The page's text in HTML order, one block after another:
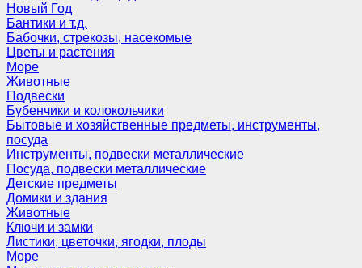
Новый Год
Бантики и т.д.
Бабочки, стрекозы, насекомые
Цветы и растения
Море
Животные
Подвески
Бубенчики и колокольчики
Бытовые и хозяйственные предметы, инструменты,
посуда
Инструменты, подвески металлические
Посуда, подвески металлические
Детские предметы
Домики и здания
Животные
Ключи и замки
Листики, цветочки, ягодки, плоды
Море